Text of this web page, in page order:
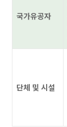
국가유공자
단체 및 시설